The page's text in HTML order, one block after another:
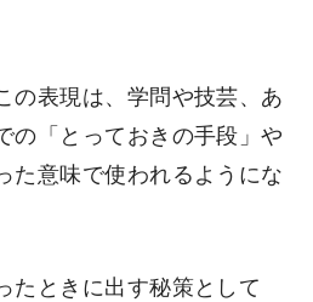
の表現は、学問や技芸、あ
の「とっておきの手段」や
た意味で使われるようにな
たときに出す秘策として